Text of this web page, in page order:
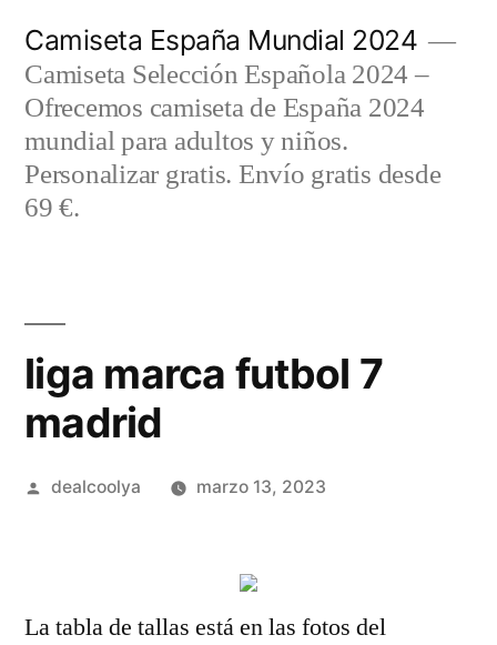
contenido
Camiseta España Mundial 2024
Camiseta Selección Española 2024 –
Ofrecemos camiseta de España 2024
mundial para adultos y niños.
Personalizar gratis. Envío gratis desde
69 €.
liga marca futbol 7
madrid
Publicado
dealcoolya marzo 13, 2023
La tabla de tallas está en las fotos del